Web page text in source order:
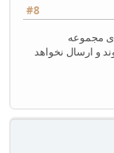
#8
مجموعه
و ارسال نخواهد